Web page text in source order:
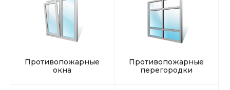
Противопожарные
окна
Противопожарные
перегородки